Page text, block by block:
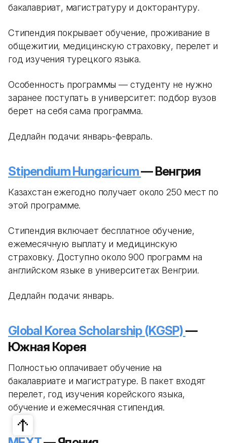
бакалавриат, магистратуру и докторантуру.
Стипендия покрывает обучение, проживание в
общежитии, медицинскую страховку, перелет и
год изучения турецкого языка.
Особенность программы — студенту не нужно
заранее поступать в университет: подбор вузов
берет на себя сама программа.
Дедлайн подачи: январь-февраль.
Stipendium Hungaricum— Венгрия
Казахстан ежегодно получает около 250 мест по
этой программе.
Стипендия включает бесплатное обучение,
ежемесячную выплату и медицинскую
страховку. Доступно около 900 программ на
английском языке в университетах Венгрии.
Дедлайн подачи: январь.
Global Korea Scholarship (KGSP)—
Южная Корея
Полностью оплачивает обучение на
бакалавриате и магистратуре. В пакет входят
перелет, год изучения корейского языка,
обучение и ежемесячная стипендия.